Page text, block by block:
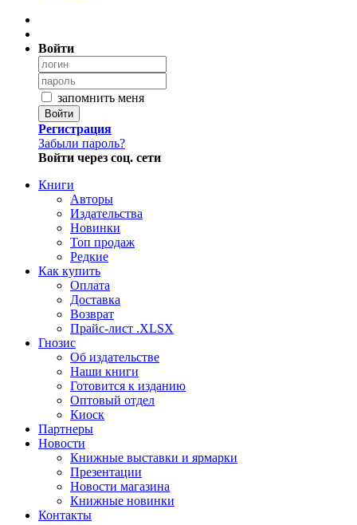
Войти
запомнить меня
Войти
Регистрация
Забыли пароль?
Войти через соц. сети
Книги
Авторы
Издательства
Новинки
Топ продаж
Редкие
Как купить
Оплата
Доставка
Возврат
Прайс-лист .XLSX
Гнозис
Об издательстве
Наши книги
Готовится к изданию
Оптовый отдел
Киоск
Партнеры
Новости
Книжные выставки и ярмарки
Презентации
Новости магазина
Книжные новинки
Контакты